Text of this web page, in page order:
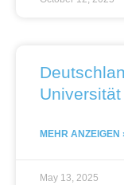
MEHR ANZEIGEN
May 13, 2025